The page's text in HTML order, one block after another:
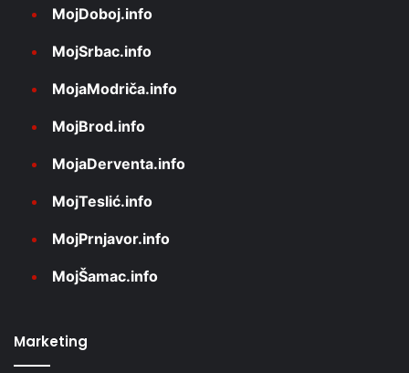
MojDoboj.info
MojSrbac.info
MojaModriča.info
MojBrod.info
MojaDerventa.info
MojTeslić.info
MojPrnjavor.info
MojŠamac.info
Marketing